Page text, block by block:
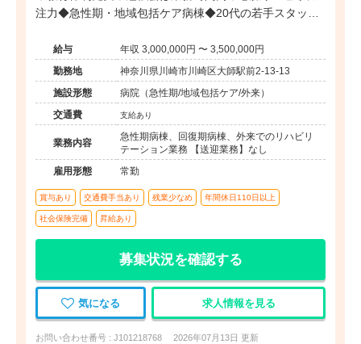
注力◆急性期・地域包括ケア病棟◆20代の若手スタッフ
給与
年収 3,000,000円 〜 3,500,000円
勤務地
神奈川県川崎市川崎区大師駅前2-13-13
施設形態
病院（急性期/地域包括ケア/外来）
交通費
支給あり
業務内容
急性期病棟、回復期病棟、外来でのリハビリ
テーション業務 【送迎業務】なし
雇用形態
常勤
賞与あり 交通費手当あり 残業少なめ 年間休日110日以上
社会保険完備 昇給あり
募集状況を確認する
気になる 求人情報を見る
お問い合わせ番号 : J101218768 2026年07月13日 更新